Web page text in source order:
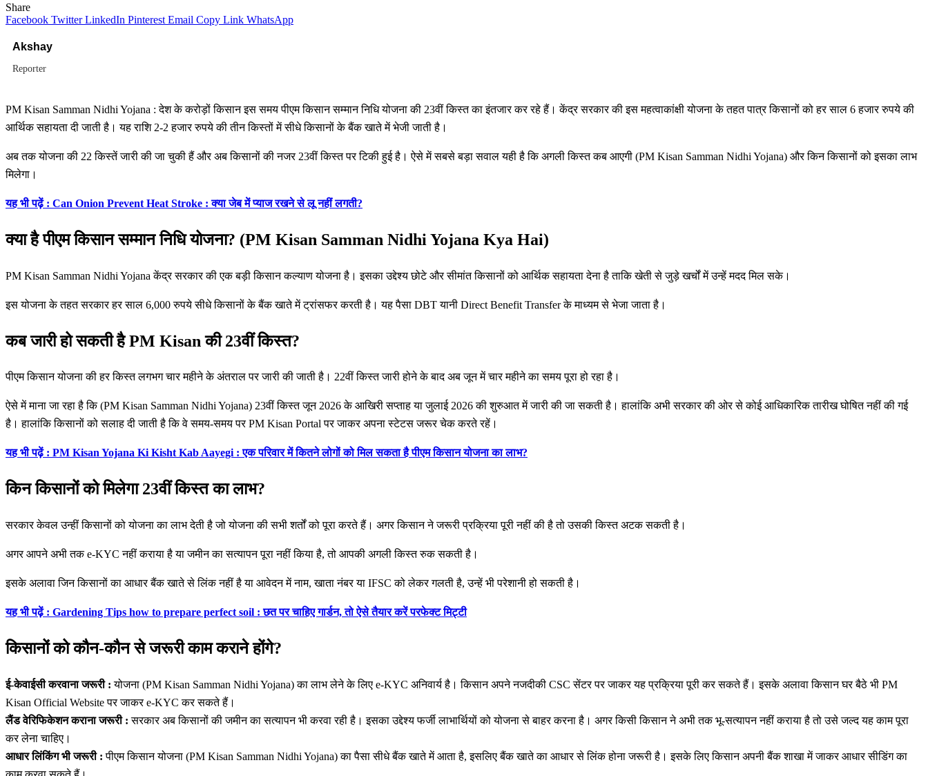
Share
Facebook Twitter LinkedIn Pinterest Email Copy Link WhatsApp
Akshay
Reporter
PM Kisan Samman Nidhi Yojana : देश के करोड़ों किसान इस समय पीएम किसान सम्मान निधि योजना की 23वीं किस्त का इंतजार कर रहे हैं। केंद्र सरकार की इस महत्वाकांक्षी योजना के तहत पात्र किसानों को हर साल 6 हजार रुपये की
आर्थिक सहायता दी जाती है। यह राशि 2-2 हजार रुपये की तीन किस्तों में सीधे किसानों के बैंक खाते में भेजी जाती है।
अब तक योजना की 22 किस्तें जारी की जा चुकी हैं और अब किसानों की नजर 23वीं किस्त पर टिकी हुई है। ऐसे में सबसे बड़ा सवाल यही है कि अगली किस्त कब आएगी (PM Kisan Samman Nidhi Yojana) और किन किसानों को इसका लाभ
मिलेगा।
यह भी पढ़ें : Can Onion Prevent Heat Stroke : क्या जेब में प्याज रखने से लू नहीं लगती?
क्या है पीएम किसान सम्मान निधि योजना? (PM Kisan Samman Nidhi Yojana Kya Hai)
PM Kisan Samman Nidhi Yojana केंद्र सरकार की एक बड़ी किसान कल्याण योजना है। इसका उद्देश्य छोटे और सीमांत किसानों को आर्थिक सहायता देना है ताकि खेती से जुड़े खर्चों में उन्हें मदद मिल सके।
इस योजना के तहत सरकार हर साल 6,000 रुपये सीधे किसानों के बैंक खाते में ट्रांसफर करती है। यह पैसा DBT यानी Direct Benefit Transfer के माध्यम से भेजा जाता है।
कब जारी हो सकती है PM Kisan की 23वीं किस्त?
पीएम किसान योजना की हर किस्त लगभग चार महीने के अंतराल पर जारी की जाती है। 22वीं किस्त जारी होने के बाद अब जून में चार महीने का समय पूरा हो रहा है।
ऐसे में माना जा रहा है कि (PM Kisan Samman Nidhi Yojana) 23वीं किस्त जून 2026 के आखिरी सप्ताह या जुलाई 2026 की शुरुआत में जारी की जा सकती है। हालांकि अभी सरकार की ओर से कोई आधिकारिक तारीख घोषित नहीं की गई
है। हालांकि किसानों को सलाह दी जाती है कि वे समय-समय पर PM Kisan Portal पर जाकर अपना स्टेटस जरूर चेक करते रहें।
यह भी पढ़ें : PM Kisan Yojana Ki Kisht Kab Aayegi : एक परिवार में कितने लोगों को मिल सकता है पीएम किसान योजना का लाभ?
किन किसानों को मिलेगा 23वीं किस्त का लाभ?
सरकार केवल उन्हीं किसानों को योजना का लाभ देती है जो योजना की सभी शर्तों को पूरा करते हैं। अगर किसान ने जरूरी प्रक्रिया पूरी नहीं की है तो उसकी किस्त अटक सकती है।
अगर आपने अभी तक e-KYC नहीं कराया है या जमीन का सत्यापन पूरा नहीं किया है, तो आपकी अगली किस्त रुक सकती है।
इसके अलावा जिन किसानों का आधार बैंक खाते से लिंक नहीं है या आवेदन में नाम, खाता नंबर या IFSC को लेकर गलती है, उन्हें भी परेशानी हो सकती है।
यह भी पढ़ें : Gardening Tips how to prepare perfect soil : छत पर चाहिए गार्डन, तो ऐसे तैयार करें परफेक्ट मिट्टी
किसानों को कौन-कौन से जरूरी काम कराने होंगे?
ई-केवाईसी करवाना जरूरी :योजना (PM Kisan Samman Nidhi Yojana) का लाभ लेने के लिए e-KYC अनिवार्य है। किसान अपने नजदीकी CSC सेंटर पर जाकर यह प्रक्रिया पूरी कर सकते हैं। इसके अलावा किसान घर बैठे भी PM
Kisan Official Website पर जाकर e-KYC कर सकते हैं।
लैंड वेरिफिकेशन कराना जरूरी :सरकार अब किसानों की जमीन का सत्यापन भी करवा रही है। इसका उद्देश्य फर्जी लाभार्थियों को योजना से बाहर करना है। अगर किसी किसान ने अभी तक भू-सत्यापन नहीं कराया है तो उसे जल्द यह काम पूरा
कर लेना चाहिए।
आधार लिंकिंग भी जरूरी :पीएम किसान योजना (PM Kisan Samman Nidhi Yojana) का पैसा सीधे बैंक खाते में आता है, इसलिए बैंक खाते का आधार से लिंक होना जरूरी है। इसके लिए किसान अपनी बैंक शाखा में जाकर आधार सीडिंग का